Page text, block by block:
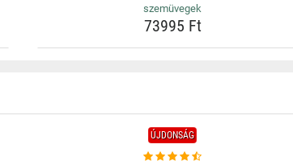
szemüvegek
73995 Ft
ÚJDONSÁG